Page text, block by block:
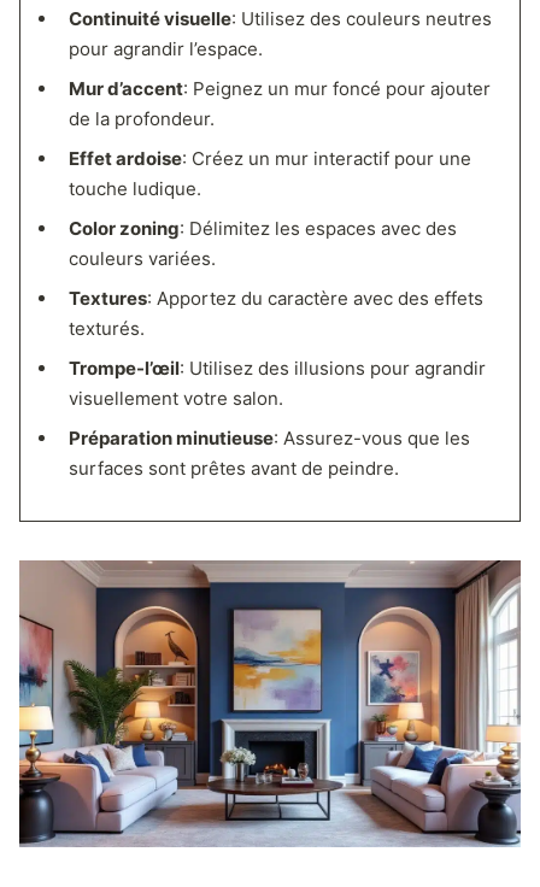
Continuité visuelle: Utilisez des couleurs neutres
pour agrandir l’espace.
Mur d’accent: Peignez un mur foncé pour ajouter
de la profondeur.
Effet ardoise: Créez un mur interactif pour une
touche ludique.
Color zoning: Délimitez les espaces avec des
couleurs variées.
Textures: Apportez du caractère avec des effets
texturés.
Trompe-l’œil: Utilisez des illusions pour agrandir
visuellement votre salon.
Préparation minutieuse: Assurez-vous que les
surfaces sont prêtes avant de peindre.